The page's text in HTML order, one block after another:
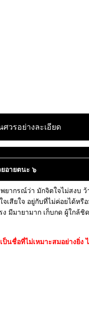
วรอย่างละเอียด
อายตนะ ๖
ยากรณ์ว่า มักจิตใจไม่สงบ ว้
เสียใจ อยู่กับที่ไม่ค่อยได้หรื
มีมายามาก เก็บกด ผู้ใกล้ชิ
นชื่อที่ไม่เหมาะสมอย่างยิ่ง